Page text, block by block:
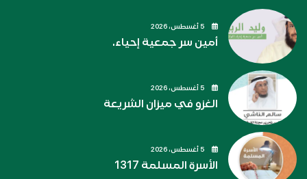
أمين سر جمعية إحياء.
الغزو في ميزان الشريعة
الأسرة المسلمة 1317